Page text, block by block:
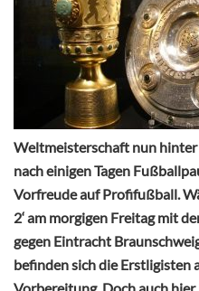
Weltmeisterschaft nun hinter
nach einigen Tagen
Vorfreude auf Profifußball.
2‘ am morgigen Freitag mit
gegen Eintracht
befinden sich die Erstligisten